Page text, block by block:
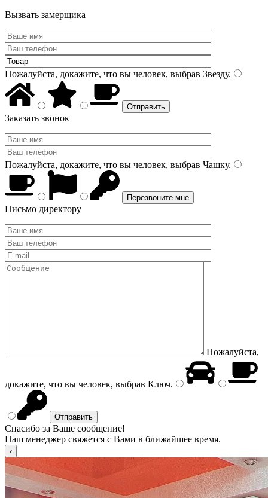
Вызвать замерщика
Пожалуйста, докажите, что вы человек, выбрав Звезду.
Заказать звонок
Пожалуйста, докажите, что вы человек, выбрав Чашку.
Письмо директору
Пожалуйста,
докажите, что вы человек, выбрав Ключ.
Спасибо за Ваше сообщение!
Наш менеджер свяжется с Вами в ближайшее время.